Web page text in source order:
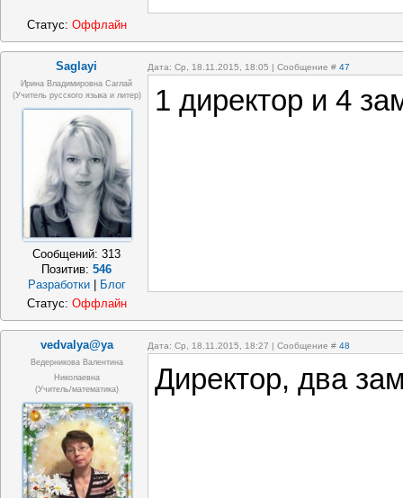
Статус: Оффлайн
Saglayi Дата: Ср, 18.11.2015, 18:05 | Сообщение # 47
Ирина Владимировна Саглай
(учитель русского языка и литер)
Сообщений:313
Позитив:546
Разработки | Блог
1 директор и 4
Статус: Оффлайн
vedvalya@ya Дата: Ср, 18.11.2015, 18:27 | Сообщение # 48
Ведерникова Валентина
Николаевна
(учитель/математика)
Директор, два